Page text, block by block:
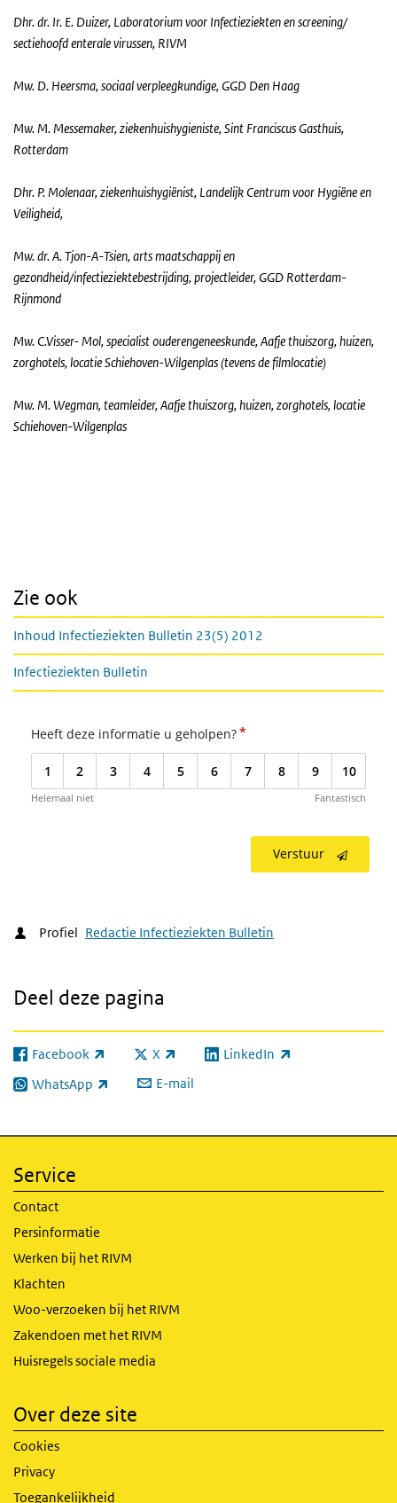
Dhr. dr. Ir. E. Duizer, Laboratorium voor Infectieziekten en screening/
sectiehoofd enterale virussen, RIVM
Mw. D. Heersma, sociaal verpleegkundige, GGD Den Haag
Mw. M. Messemaker, ziekenhuishygieniste, Sint Franciscus Gasthuis,
Rotterdam
Dhr. P. Molenaar, ziekenhuishygiënist, Landelijk Centrum voor Hygiëne en
Veiligheid,
Mw. dr. A. Tjon-A-Tsien, arts maatschappij en
gezondheid/infectieziektebestrijding, projectleider, GGD Rotterdam-
Rijnmond
Mw. C.Visser- Mol, specialist ouderengeneeskunde, Aafje thuiszorg, huizen,
zorghotels, locatie Schiehoven-Wilgenplas (tevens de filmlocatie)
Mw. M. Wegman, teamleider, Aafje thuiszorg, huizen, zorghotels, locatie
Schiehoven-Wilgenplas
Zie ook
Inhoud Infectieziekten Bulletin 23(5) 2012
Infectieziekten Bulletin
Heeft deze informatie u geholpen?*
1 2 3 4 5 6 7 8 9 10
Helemaal niet Fantastisch
Verstuur
Profiel Redactie Infectieziekten Bulletin
Deel deze pagina
Facebook
(externe link) X
(externe link) LinkedIn
(externe link)
WhatsApp
(externe link) E-mail
Service
Contact
Persinformatie
Werken bij het RIVM
Klachten
Woo-verzoeken bij het RIVM
Zakendoen met het RIVM
Huisregels sociale media
Over deze site
Cookies
Privacy
Toegankelijkheid